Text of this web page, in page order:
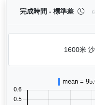
完成時間 - 標準差